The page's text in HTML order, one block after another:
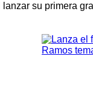
su primera